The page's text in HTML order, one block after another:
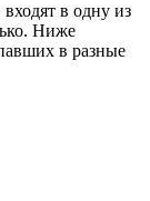
в одну из
Ниже
в разные